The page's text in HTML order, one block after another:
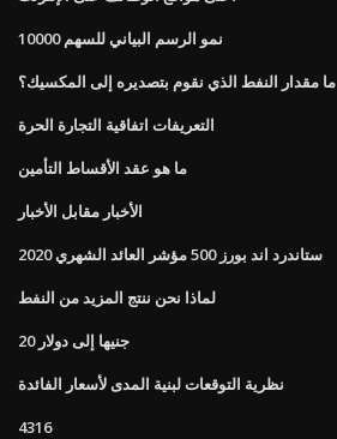
نمو الرسم البياني للسهم 10000
ما مقدار النفط الذي نقوم بتصديره إلى المكسيك؟
التعريفات اتفاقية التجارة الحرة
ما هو عقد الأقساط التأمين
الأخبار مقابل الأخبار
ستاندرد اند بورز 500 مؤشر العائد الشهري 2020
لماذا نحن ننتج المزيد من النفط
20 جنيها إلى دولار
نظرية التوقعات لبنية المدى لأسعار الفائدة
4316